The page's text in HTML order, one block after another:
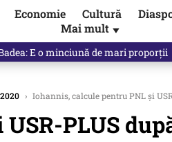
Economie Cultură
Mai mult ▼
anticipa totul. Cine este acum în
› Iohannis, calcule pentru PNL și
PLUS